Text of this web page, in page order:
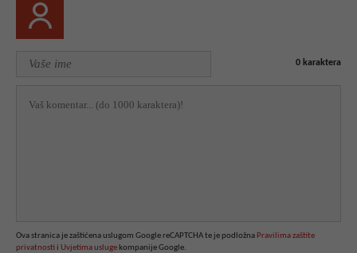
0 karaktera
Ova stranica je zaštićena uslugom Google reCAPTCHA te je podložna Pravilima zaštite
privatnosti i Uvjetima usluge kompanije Google.